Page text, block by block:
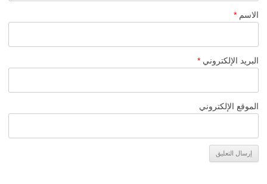
الاسم *
البريد الإلكتروني *
الموقع الإلكتروني